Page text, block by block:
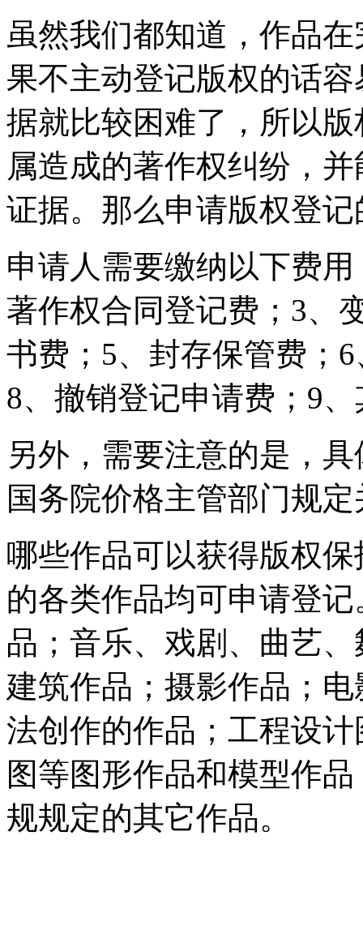
虽然我们都知道，作品
果不主动登记版权的话
据就比较困难了，所以
属造成的著作权纠纷，
证据。那么申请版权登
申请人需要缴纳以下费
著作权合同登记费；3、
书费；5、封存保管费；
8、撤销登记申请费；9
另外，需要注意的是，
国务院价格主管部门规
哪些作品可以获得版权
的各类作品均可申请登
品；音乐、戏剧、曲艺
建筑作品；摄影作品；
法创作的作品；工程设
图等图形作品和模型作
规规定的其它作品。